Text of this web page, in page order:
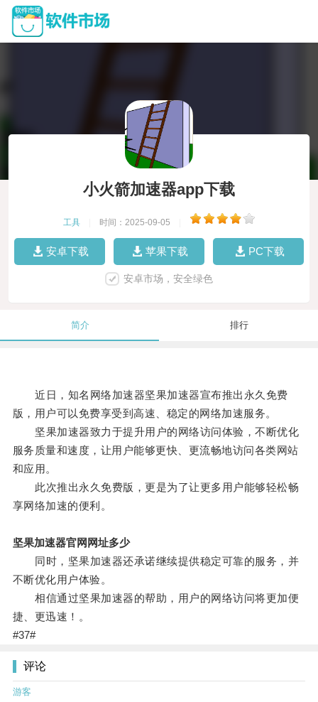
小火箭加速器app下载
工具 时间：2025-09-05
安卓下载 苹果下载 PC下载
安卓市场，安全绿色
简介 排行
近日，知名网络加速器坚果加速器宣布推出永久免费
版，用户可以免费享受到高速、稳定的网络加速服务。
坚果加速器致力于提升用户的网络访问体验，不断优化
服务质量和速度，让用户能够更快、更流畅地访问各类网站
和应用。
此次推出永久免费版，更是为了让更多用户能够轻松畅
享网络加速的便利。
坚果加速器官网网址多少
同时，坚果加速器还承诺继续提供稳定可靠的服务，并
不断优化用户体验。
相信通过坚果加速器的帮助，用户的网络访问将更加便
捷、更迅速！。
#37#
评论
游客